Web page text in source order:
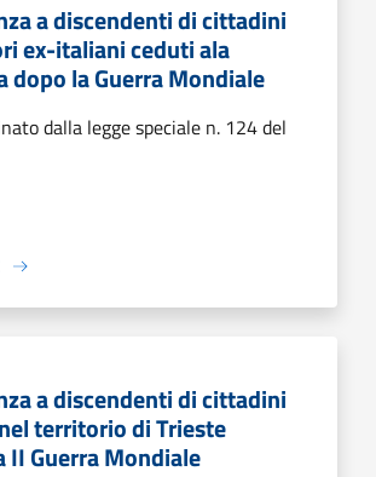
a discendenti di cittadini
ex-italiani ceduti ala
dopo la Guerra Mondiale
dalla legge speciale n. 124 del
a discendenti di cittadini
territorio di Trieste
II Guerra Mondiale